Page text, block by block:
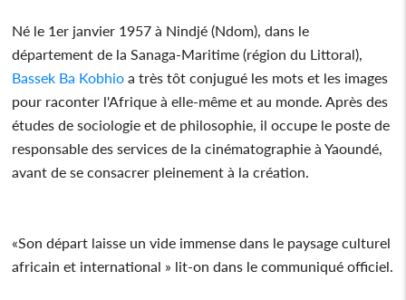
Né le 1er janvier 1957 à Nindjé (Ndom), dans le
département de la Sanaga-Maritime (région du Littoral),
Bassek Ba Kobhio a très tôt conjugué les mots et les images
pour raconter l'Afrique à elle-même et au monde. Après des
études de sociologie et de philosophie, il occupe le poste de
responsable des services de la cinématographie à Yaoundé,
avant de se consacrer pleinement à la création.
«Son départ laisse un vide immense dans le paysage culturel
africain et international » lit-on dans le communiqué officiel.